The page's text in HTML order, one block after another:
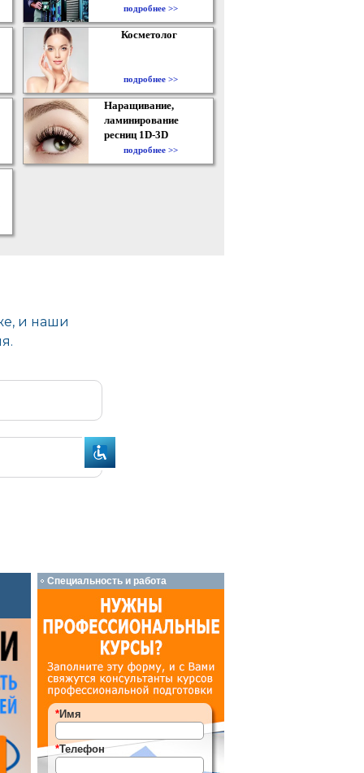
подробнее >>
Косметолог
подробнее >>
Наращивание,
ламинирование
ресниц 1D-3D
подробнее >>
Специальность и работа
*Имя
*Телефон